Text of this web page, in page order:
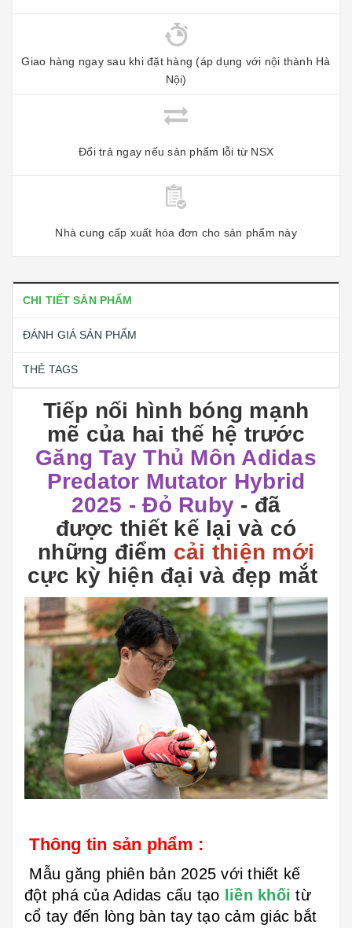
Giao hàng ngay sau khi đặt hàng (áp dụng với nội thành Hà
Nội)
Đổi trả ngay nếu sản phẩm lỗi từ NSX
Nhà cung cấp xuất hóa đơn cho sản phẩm này
CHI TIẾT SẢN PHẨM
ĐÁNH GIÁ SẢN PHẨM
THẺ TAGS
Tiếp nối hình bóng mạnh
mẽ của hai thế hệ trước
Găng Tay Thủ Môn Adidas
Predator Mutator Hybrid
2025 - Đỏ Ruby - đã
được thiết kế lại và có
những điểm cải thiện mới
cực kỳ hiện đại và đẹp mắt
Thông tin sản phẩm :
Mẫu găng phiên bản 2025 với thiết kế
đột phá của Adidas cấu tạo
liền khối từ
cổ tay đến lòng bàn tay tạo cảm giác bắt